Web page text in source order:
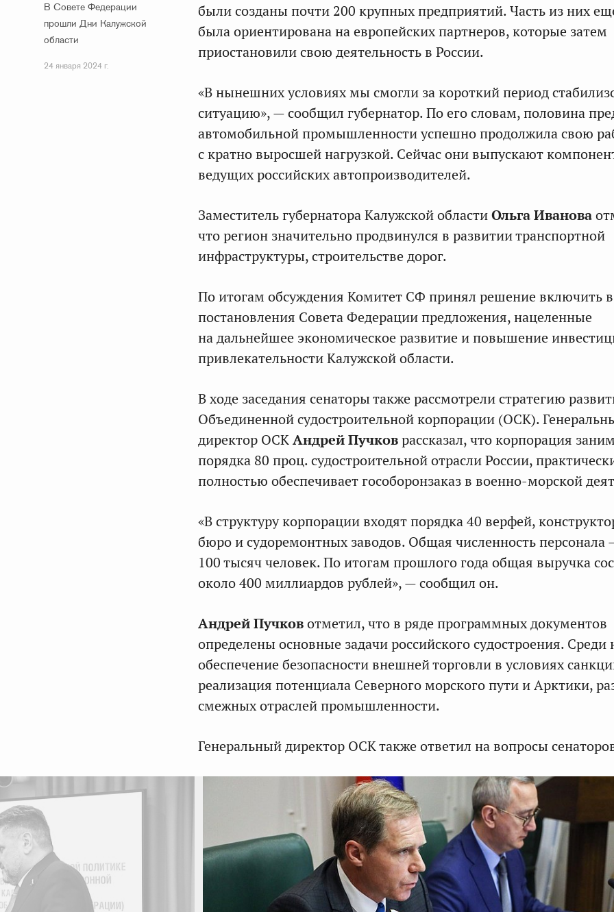
В Совете Федерации
прошли Дни Калужской
области
24 января 2024 г.
были созданы почти 200 крупных предприятий. Часть из них
была ориентирована на европейских партнеров, которые затем
приостановили свою деятельность в России.
«В нынешних условиях мы смогли за короткий период
ситуацию», — сообщил губернатор. По его словам, половина
автомобильной промышленности успешно продолжила свою
с кратно выросшей нагрузкой. Сейчас они выпускают
ведущих российских автопроизводителей.
Заместитель губернатора Калужской областиОльга Иванова
что регион значительно продвинулся в развитии транспортной
инфраструктуры, строительстве дорог.
По итогам обсуждения Комитет СФ принял решение включить
постановления Совета Федерации предложения, нацеленные
на дальнейшее экономическое развитие и повышение
привлекательности Калужской области.
В ходе заседания сенаторы также рассмотрели стратегию
Объединенной судостроительной корпорации (ОСК).
директор ОСКАндрей Пучковрассказал, чтокорпорация
порядка 80 проц. судостроительной отрасли России,
полностью обеспечивает гособоронзаказ в военно-морской
«В структуру корпорации входят порядка 40 верфей,
бюро и судоремонтных заводов. Общая численность персонала
100 тысяч человек. По итогам прошлого года общая выручка
около 400 миллиардов рублей», — сообщил он.
Андрей Пучковотметил, что в ряде программных документов
определены основные задачи российского судостроения. Среди
обеспечение безопасности внешней торговли в условиях
реализация потенциала Северного морского пути и Арктики,
смежных отраслей промышленности.
Генеральный директор ОСК также ответил на вопросы